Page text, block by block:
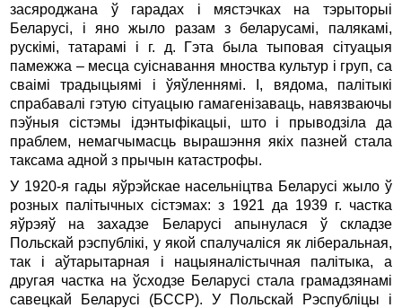
засяроджана ў гарадах і мястэчках на тэрыторыі
Беларусі, і яно жыло разам з беларусамі, палякамі,
рускімі, татарамі і г. д. Гэта была тыповая сітуацыя
памежжа – месца суіснавання мноства культур і груп, са
сваімі традыцыямі і ўяўленнямі. І, вядома, палітыкі
спрабавалі гэтую сітуацыю гамагенізаваць, навязваючы
пэўныя сістэмы ідэнтыфікацыі, што і прыводзіла да
праблем, немагчымасць вырашэння якіх пазней стала
таксама адной з прычын катастрофы.
У 1920-я гады яўрэйскае насельніцтва Беларусі жыло ў
розных палітычных сістэмах: з 1921 да 1939 г. частка
яўрэяў на захадзе Беларусі апынулася ў складзе
Польскай рэспублікі, у якой спалучаліся як ліберальная,
так і аўтарытарная і нацыяналістычная палітыка, а
другая частка на ўсходзе Беларусі стала грамадзянамі
савецкай Беларусі (БССР). У Польскай Рэспубліцы і